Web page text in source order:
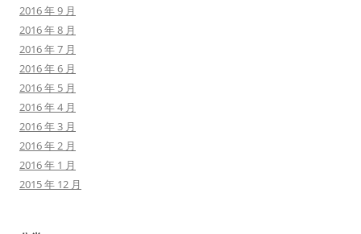
2016 年 9 月
2016 年 8 月
2016 年 7 月
2016 年 6 月
2016 年 5 月
2016 年 4 月
2016 年 3 月
2016 年 2 月
2016 年 1 月
2015 年 12 月